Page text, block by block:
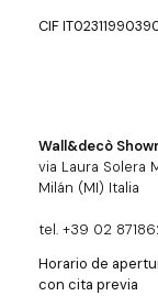
CIF
Wall&decò
via Laura Solera
Milán (MI) Italia
tel. +39 02
Horario de
con cita previa